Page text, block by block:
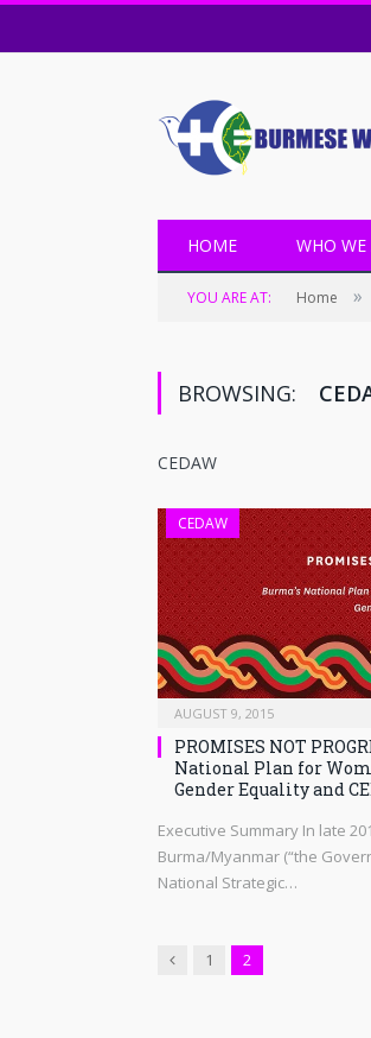
HOME WHO WE
YOU ARE AT: Home »
BROWSING:
CEDAW
CEDAW
AUGUST 9, 2015
PROMISES NOT
National Plan for
Gender Equality and
Executive Summary In late
Burma/Myanmar (“the
National Strategic…
Previous
1 2